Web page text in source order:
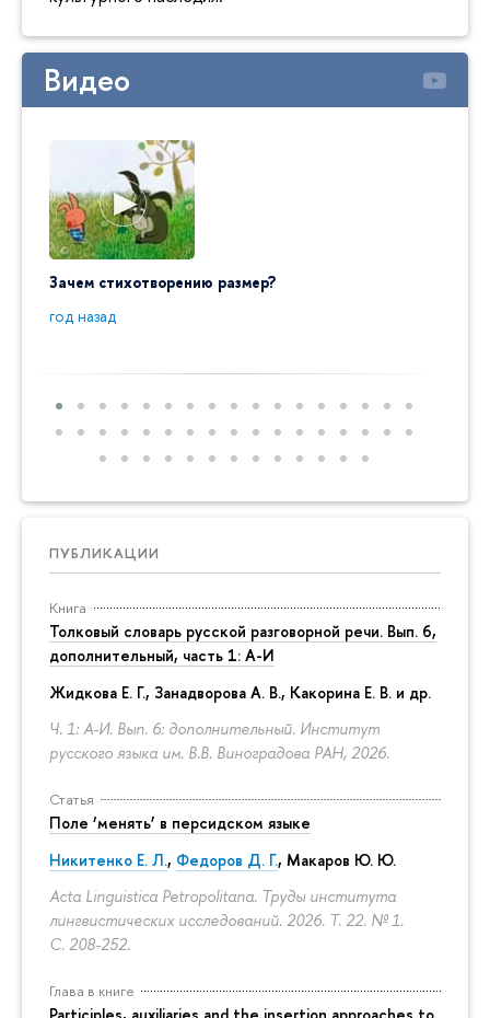
Видео
Зачем стихотворению размер?
год назад
ПУБЛИКАЦИИ
Книга
Толковый словарь русской разговорной речи. Вып. 6,
дополнительный, часть 1: А-И
Жидкова Е. Г., Занадворова А. В., Какорина Е. В. и др.
Ч. 1: А-И. Вып. 6: дополнительный. Институт
русского языка им. В.В. Виноградова РАН, 2026.
Статья
Поле ‘менять’ в персидском языке
Никитенко Е. Л., Федоров Д. Г., Макаров Ю. Ю.
Acta Linguistica Petropolitana. Труды института
лингвистических исследований. 2026. Т. 22. № 1.
С. 208-252.
Глава в книге